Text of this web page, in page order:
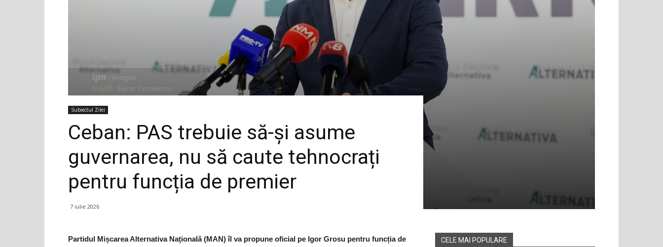
Subiectul Zilei
Ceban: PAS trebuie să-și asume
guvernarea, nu să caute tehnocrați
pentru funcția de premier
7 iulie 2026
Partidul Mișcarea Alternativa Națională (MAN) îl va propune oficial pe Igor Grosu pentru funcția de
CELE MAI POPULARE